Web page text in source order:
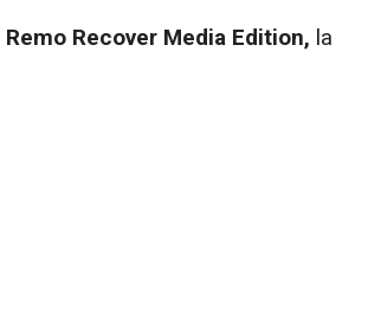
Remo Recover Media Edition, la